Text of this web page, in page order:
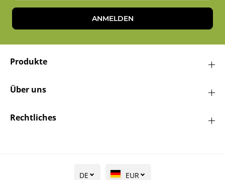
ANMELDEN
Produkte
Über uns
Rechtliches
DE EUR